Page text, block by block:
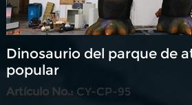
Dinosaurio del parque de
popular
Artículo No.: CY-CP-95